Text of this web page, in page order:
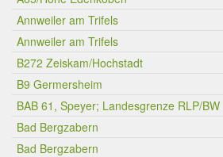
Annweiler am Trifels
Annweiler am Trifels
B272 Zeiskam/Hochstadt
B9 Germersheim
BAB 61, Speyer; Landesgrenze RLP/BW
Bad Bergzabern
Bad Bergzabern